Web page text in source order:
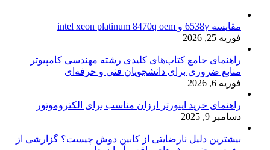
مقایسه 6538y و intel xeon platinum 8470q oem
فوریه 25, 2026
راهنمای جامع کتاب‌های کلیدی رشته مهندسی کامپیوتر –
منابع ضروری برای دانشجویان فنی و حرفه‌ای
فوریه 6, 2026
راهنمای خرید اینورتر ارزان مناسب برای الکتروموتور
دسامبر 9, 2025
بیشترین دلیل نارضایتی از کابین دوش چیست؟ گزارشی از